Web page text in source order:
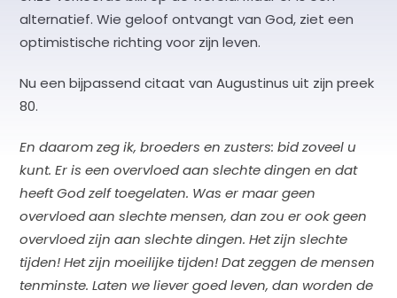
alternatief. Wie geloof ontvangt van God, ziet een
optimistische richting voor zijn leven.
Nu een bijpassend citaat van Augustinus uit zijn preek
80.
En daarom zeg ik, broeders en zusters: bid zoveel u
kunt. Er is een overvloed aan slechte dingen en dat
heeft God zelf toegelaten. Was er maar geen
overvloed aan slechte mensen, dan zou er ook geen
overvloed zijn aan slechte dingen. Het zijn slechte
tijden! Het zijn moeilijke tijden! Dat zeggen de mensen
tenminste. Laten we liever goed leven, dan worden de